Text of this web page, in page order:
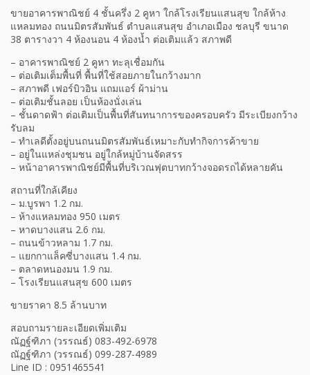
ขายอาคารพาณิชย์ 4 ชั้นครึ่ง 2 คูหา ใกล้โรงเรียนแสนสุข ใกล้ห้าง
แหลมทอง ถนนมิตรสัมพันธ์ ตำบลแสนสุข อำเภอเมือง ชลบุรี ขนาด
38 ตารางวา 4 ห้องนอน 4 ห้องน้ำ ต่อเติมแล้ว สภาพดี
– อาคารพาณิชย์ 2 คูหา ทะลุเชื่อมกัน
– ต่อเติมเต็มพื้นที่ พื้นที่ใช้สอยภายในกว้างมาก
– สภาพดี เฟอร์บิวอิน แถมแอร์ ผ้าม่าน
– ต่อเติมชั้นลอย เป็นห้องนั่งเล่น
– ชั้นดาดฟ้า ต่อเติมเป็นพื้นที่สันทนาการของครอบครัว มีระเบียงกว้าง
รับลม
– ทำเลดีตั้งอยู่บนถนนมิตรสัมพันธ์เหมาะกับทำกิจการค้าขาย
– อยู่ในแหล่งชุมชน อยู่ใกล้หมู่บ้านจัดสรร
– หน้าอาคารพาณิชย์มีพื้นที่บริเวณฟุตบาทกว้างจอดรถได้หลายคัน
สถานที่ใกล้เคียง
– ม.บูรพา 1.2 กม.
– ห้างแหลมทอง 950 เมตร
– หาดบางแสน 2.6 กม.
– ถนนข้าวหลาม 1.7 กม.
– แยกกาแล็คซี่บางแสน 1.4 กม.
– ตลาดหนองมน 1.9 กม.
– โรงเรียนแสนสุข 600 เมตร
ขายราคา 8.5 ล้านบาท
สอบถามรายละเอียดเพิ่มเติม
ณัฏฐ์ฑิภา (วรรณธ์) 083-492-6978
ณัฏฐ์ฑิภา (วรรณธ์) 099-287-4989
Line ID : 0951465541